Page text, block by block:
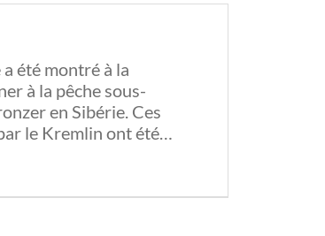
été montré à la
à la pêche sous-
en Sibérie. Ces
le Kremlin ont été…